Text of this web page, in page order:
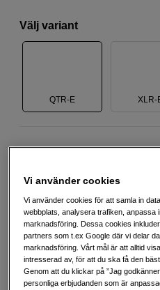
Välj variant
QTR-E XLR-
950 SEK
Antal
Delbetala från 124 SEK/mån via
Exempel: 12 mån, 124 SEK/mån,
Startavgift 495 SEK, aviavgift 45 SEK/
Vi använder cookies
Vi använder cookies för att samla in
webbplats, analysera trafiken, anpassa
marknadsföring. Dessa cookies
partners som t.ex Google där vi delar
marknadsföring. Vårt mål är att alltid
intresserad av, för att du ska få den
Genom att du klickar på ”Jag
personliga erbjudanden som är